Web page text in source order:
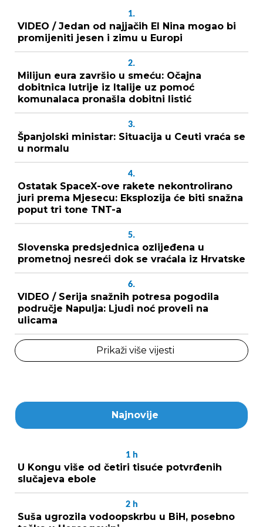
1.
VIDEO / Jedan od najjačih El Nina mogao bi
promijeniti jesen i zimu u Europi
2.
Milijun eura završio u smeću: Očajna
dobitnica lutrije iz Italije uz pomoć
komunalaca pronašla dobitni listić
3.
Španjolski ministar: Situacija u Ceuti vraća se
u normalu
4.
Ostatak SpaceX-ove rakete nekontrolirano
juri prema Mjesecu: Eksplozija će biti snažna
poput tri tone TNT-a
5.
Slovenska predsjednica ozlijeđena u
prometnoj nesreći dok se vraćala iz Hrvatske
6.
VIDEO / Serija snažnih potresa pogodila
područje Napulja: Ljudi noć proveli na
ulicama
Prikaži više vijesti
Najnovije
1 h
U Kongu više od četiri tisuće potvrđenih
slučajeva ebole
2 h
Suša ugrozila vodoopskrbu u BiH, posebno